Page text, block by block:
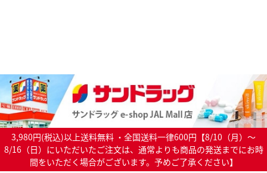
3,980円(税込)以上送料無料 ・全国送料一律600円【8/10（月）～
8/16（日）にいただいたご注文は、通常よりも商品の発送までにお時
間をいただく場合がございます。予めご了承ください】